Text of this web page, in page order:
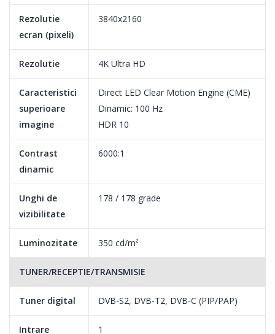
DESCOPERA 4K Ultra HD. STRALUCIRE IN CELE MAI MICI
DETALII!
Tehnologia avansata 4K Ultra HD ofera gradul ideal de contrast
si culoare pentru vizionarea continutului la calitate UHD.
Cu noul HORIZON 4K UHD TV si o rezolutie de 4 ori mai mare
decat a unui televizor Full HD, experimentezi o mai mare
profunzime a detaliilor, iar calitatea imaginii este incredibil de vie
si clara, chiar si atunci cand este vizualizata la distante apropiate
de televizor.
Suprafata de vizualizare extinsa si rama fina de jur imprejur sunt
Rezolutie
ecran (pixeli)
3840x2160
Rezolutie 4K Ultra HD
Caracteristici
superioare
imagine
Direct LED Clear Motion Engine (CME)
Dinamic: 100 Hz
HDR 10
Contrast
dinamic
6000:1
Unghi de
vizibilitate
178 / 178 grade
Luminozitate 350 cd/m²
TUNER/RECEPTIE/TRANSMISIE
Tuner digital DVB-S2, DVB-T2, DVB-C (PIP/PAP)
Intrare 1